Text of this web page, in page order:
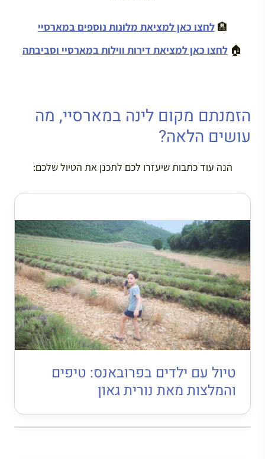
🏨לחצו כאן למציאת מלונות נוספים במארסיי
🏠 לחצו כאן למציאת דירות ווילות במארסיי וסביבתה
הזמנתם מקום לינה במארסיי, מה
עושים הלאה?
הנה עוד כתבות שיעזרו לכם לתכנן את הטיול שלכם:
טיול עם ילדים בפרובאנס: טיפים
והמלצות מאת נורית גאון